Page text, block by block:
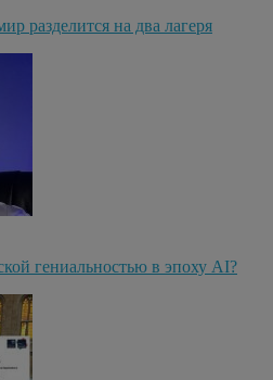
разделится на два лагеря
гениальностью в эпоху AI?